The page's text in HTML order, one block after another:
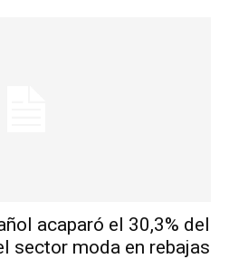
acaparó el 30,3% del
sector moda en rebajas